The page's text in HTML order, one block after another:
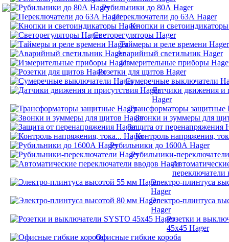
Рубильники до 80А Hager
Переключатели до 63А Hager
Кнопки и
Светорегуляторы Hager
Таймеры и реле времени Hager
Аварийный светильник Hager
Измерительные приборы
Розетки для щитов Hager
Сумеречные выключатели
Датчики движения и
Hager
Трансформаторы защитные
Звонки и зуммеры для
Защита от перенапряжения
Контроль напряжения,
Рубильники до 1600А Hager
Рубильники-
переключатели
Электро-плинтуса
Hager
Электро-плинтуса
Hager
Розетки и
45х45 Hager
Офисные гибкие короба